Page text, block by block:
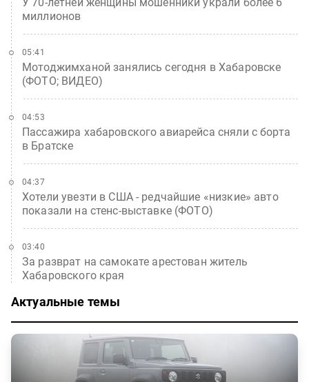
миллионов
Мотоджимханой занялись сегодня в Хабаровске
(ФОТО; ВИДЕО)
05:41
Пассажира хабаровского авиарейса сняли с борта
в Братске
04:53
Хотели увезти в США - редчайшие «низкие» авто
показали на стенс-выставке (ФОТО)
04:37
За разврат на самокате арестован житель
Хабаровского края
03:40
Актуальные темы